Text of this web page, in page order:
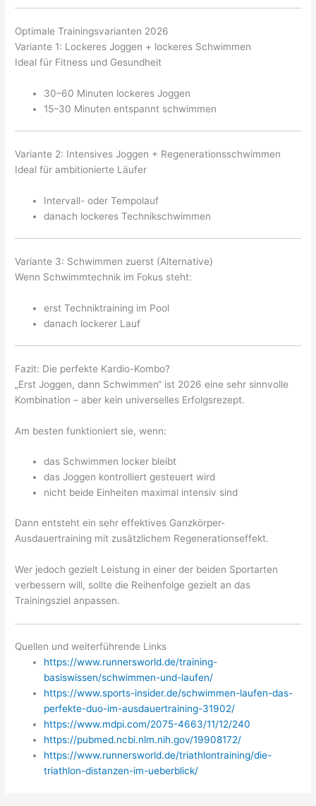
Optimale Trainingsvarianten 2026
Variante 1: Lockeres Joggen + lockeres Schwimmen
Ideal für Fitness und Gesundheit
30–60 Minuten lockeres Joggen
15–30 Minuten entspannt schwimmen
Variante 2: Intensives Joggen + Regenerationsschwimmen
Ideal für ambitionierte Läufer
Intervall- oder Tempolauf
danach lockeres Technikschwimmen
Variante 3: Schwimmen zuerst (Alternative)
Wenn Schwimmtechnik im Fokus steht:
erst Techniktraining im Pool
danach lockerer Lauf
Fazit: Die perfekte Kardio-Kombo?
„Erst Joggen, dann Schwimmen“ ist 2026 eine sehr sinnvolle
Kombination – aber kein universelles Erfolgsrezept.
Am besten funktioniert sie, wenn:
das Schwimmen locker bleibt
das Joggen kontrolliert gesteuert wird
nicht beide Einheiten maximal intensiv sind
Dann entsteht ein sehr effektives Ganzkörper-
Ausdauertraining mit zusätzlichem Regenerationseffekt.
Wer jedoch gezielt Leistung in einer der beiden Sportarten
verbessern will, sollte die Reihenfolge gezielt an das
Trainingsziel anpassen.
Quellen und weiterführende Links
https://www.runnersworld.de/training-
basiswissen/schwimmen-und-laufen/
https://www.sports-insider.de/schwimmen-laufen-das-
perfekte-duo-im-ausdauertraining-31902/
https://www.mdpi.com/2075-4663/11/12/240
https://pubmed.ncbi.nlm.nih.gov/19908172/
https://www.runnersworld.de/triathlontraining/die-
triathlon-distanzen-im-ueberblick/